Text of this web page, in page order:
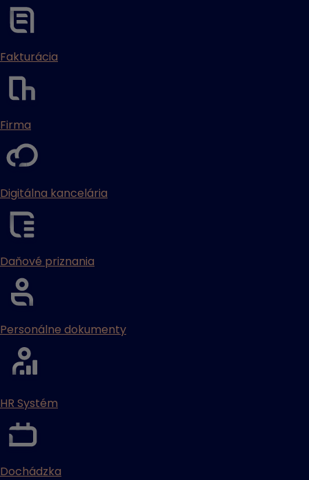
Fakturácia
Firma
Digitálna kancelária
Daňové priznania
Personálne dokumenty
HR Systém
Dochádzka